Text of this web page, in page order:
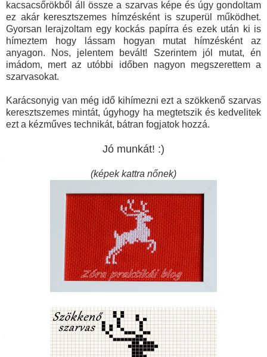
kacsacsőrökből áll össze a szarvas képe és úgy gondoltam
ez akár keresztszemes hímzésként is szuperül működhet.
Gyorsan lerajzoltam egy kockás papírra és ezek után ki is
hímeztem hogy lássam hogyan mutat hímzésként az
anyagon. Nos, jelentem bevált! Szerintem jól mutat, én
imádom, mert az utóbbi időben nagyon megszerettem a
szarvasokat.
Karácsonyig van még idő kihímezni ezt a szökkenő szarvas
keresztszemes mintát, úgyhogy ha megtetszik és kedvelitek
ezt a kézműves technikát, bátran fogjatok hozzá.
Jó munkát! :)
(képek kattra nőnek)